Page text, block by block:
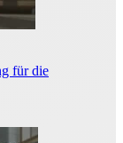
für die